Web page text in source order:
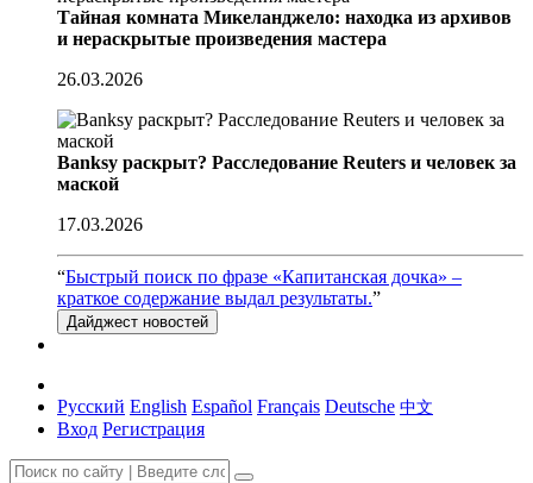
Тайная комната Микеланджело: находка из архивов
и нераскрытые произведения мастера
26.03.2026
Banksy раскрыт? Расследование Reuters и человек за
маской
17.03.2026
“Быстрый поиск по фразе «Капитанская дочка» –
краткое содержание выдал результаты.”
Дайджест новостей
Русский English Español Français Deutsche 中文
Вход Регистрация